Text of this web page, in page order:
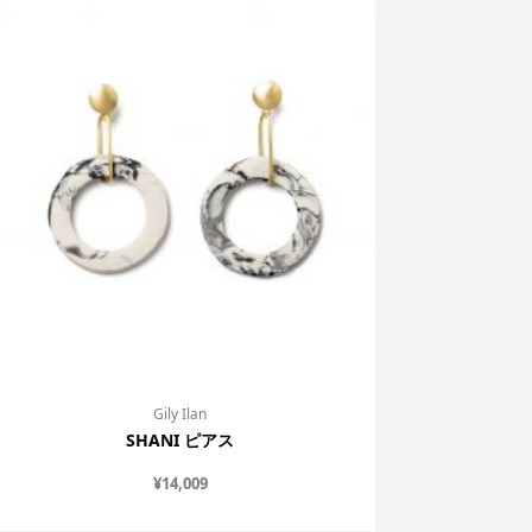
Gily Ilan
SHANI ピアス
¥14,009